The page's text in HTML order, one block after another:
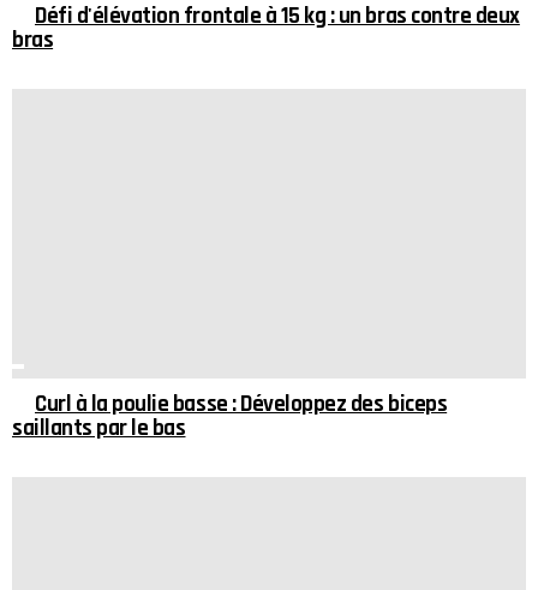
Défi d'élévation frontale à 15 kg : un bras contre deux
bras
Curl à la poulie basse : Développez des biceps
saillants par le bas